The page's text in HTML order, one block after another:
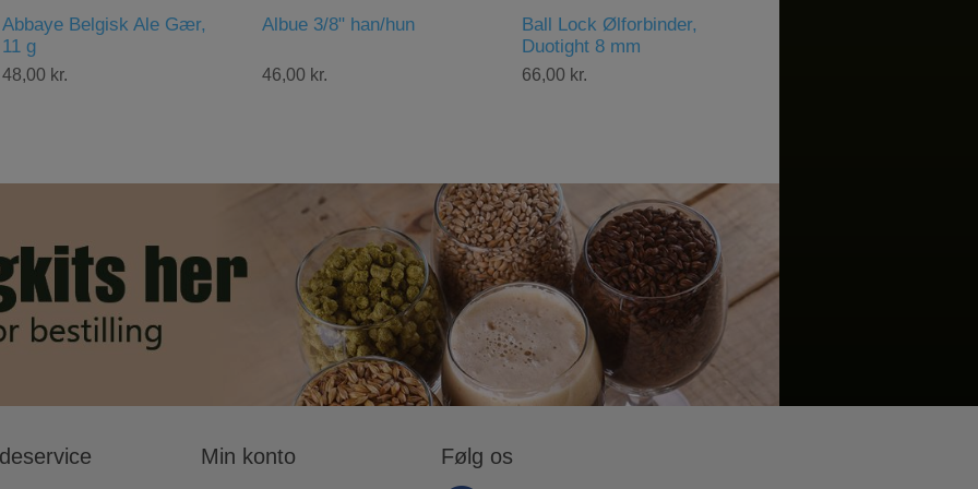
Albue 3/8" han/hun
46,00 kr.
Ball Lock Ølforbinder,
66,00 kr.
Brewster Beacon 70
Isoleringsjakke til kedel
430,00 kr.
Min konto Følg os